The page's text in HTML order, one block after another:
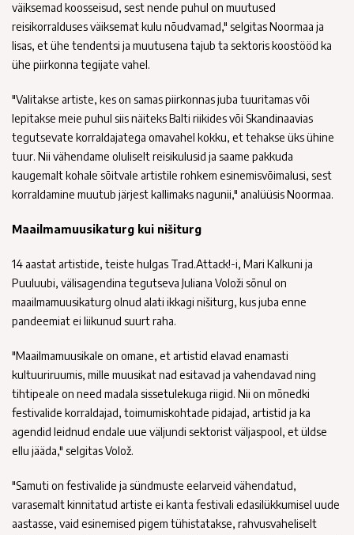
väiksemad koosseisud, sest nende puhul on muutused
reisikorralduses väiksemat kulu nõudvamad," selgitas Noormaa ja
lisas, et ühe tendentsi ja muutusena tajub ta sektoris koostööd ka
ühe piirkonna tegijate vahel.
"Valitakse artiste, kes on samas piirkonnas juba tuuritamas või
lepitakse meie puhul siis näiteks Balti riikides või Skandinaavias
tegutsevate korraldajatega omavahel kokku, et tehakse üks ühine
tuur. Nii vähendame oluliselt reisikulusid ja saame pakkuda
kaugemalt kohale sõitvale artistile rohkem esinemisvõimalusi, sest
korraldamine muutub järjest kallimaks nagunii," analüüsis Noormaa.
Maailmamuusikaturg kui nišiturg
14 aastat artistide, teiste hulgas Trad.Attack!-i, Mari Kalkuni ja
Puuluubi, välisagendina tegutseva Juliana Voloži sõnul on
maailmamuusikaturg olnud alati ikkagi nišiturg, kus juba enne
pandeemiat ei liikunud suurt raha.
"Maailmamuusikale on omane, et artistid elavad enamasti
kultuuriruumis, mille muusikat nad esitavad ja vahendavad ning
tihtipeale on need madala sissetulekuga riigid. Nii on mõnedki
festivalide korraldajad, toimumiskohtade pidajad, artistid ja ka
agendid leidnud endale uue väljundi sektorist väljaspool, et üldse
ellu jääda," selgitas Volož.
"Samuti on festivalide ja sündmuste eelarveid vähendatud,
varasemalt kinnitatud artiste ei kanta festivali edasilükkumisel uude
aastasse, vaid esinemised pigem tühistatakse, rahvusvaheliselt